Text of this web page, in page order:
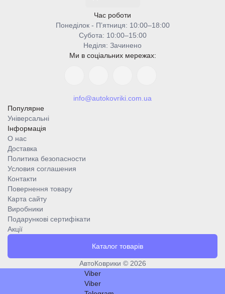
Час роботи
Понеділок - Пʼятниця: 10:00–18:00
Cубота: 10:00–15:00
Неділя: Зачинено
Ми в соціальних мережах:
info@autokovriki.com.ua
Популярне
Універсальні
Інформація
О нас
Доставка
Политика безопасности
Условия соглашения
Контакти
Повернення товару
Карта сайту
Виробники
Подарункові сертифікати
Акції
Каталог товарів
АвтоКоврики © 2026
Viber
Viber